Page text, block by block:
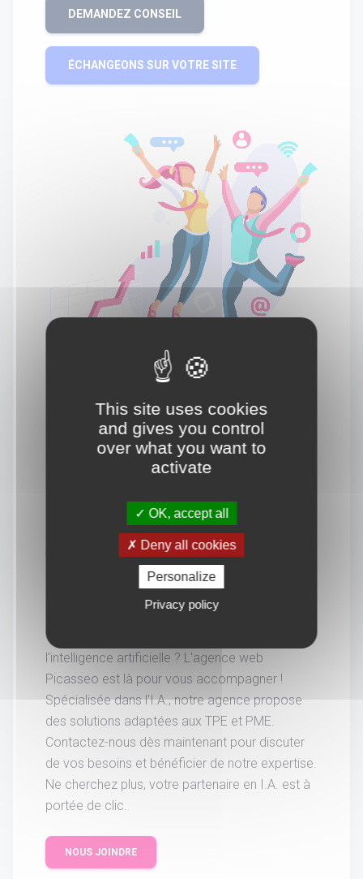
DEMANDEZ CONSEIL
ÉCHANGEONS SUR VOTRE SITE
Vous souhaitez en savoir
davantage.
Vous avez un projet sur mesure autour de
l'intelligence artificielle ? L'agence web
Picasseo est là pour vous accompagner !
Spécialisée dans l'I.A., notre agence propose
des solutions adaptées aux TPE et PME.
Contactez-nous dès maintenant pour discuter
de vos besoins et bénéficier de notre expertise.
Ne cherchez plus, votre partenaire en I.A. est à
portée de clic.
NOUS JOINDRE
This site uses cookies
and gives you control
over what you want to
activate
OK, accept all
Deny all cookies
Personalize
Privacy policy